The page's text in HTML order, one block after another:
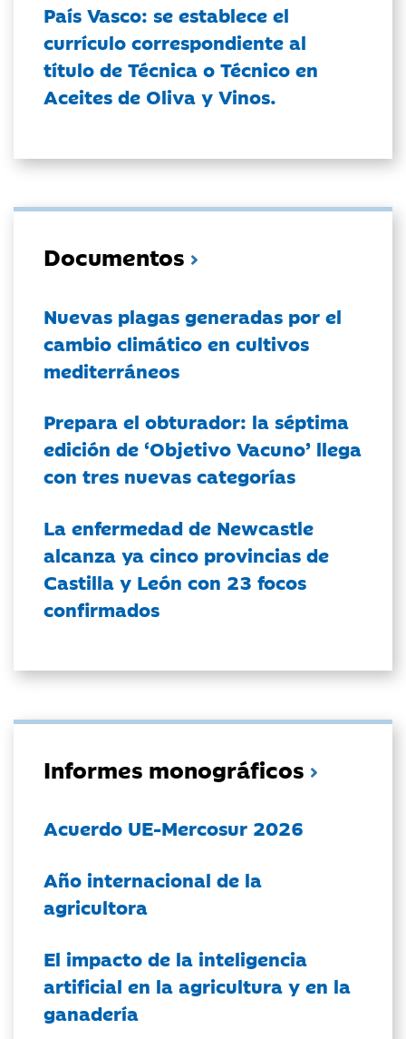
País Vasco: se establece el
currículo correspondiente al
título de Técnica o Técnico en
Aceites de Oliva y Vinos.
Documentos
Nuevas plagas generadas por el
cambio climático en cultivos
mediterráneos
Prepara el obturador: la séptima
edición de ‘Objetivo Vacuno’ llega
con tres nuevas categorías
La enfermedad de Newcastle
alcanza ya cinco provincias de
Castilla y León con 23 focos
confirmados
Informes monográficos
Acuerdo UE-Mercosur 2026
Año internacional de la
agricultora
El impacto de la inteligencia
artificial en la agricultura y en la
ganadería